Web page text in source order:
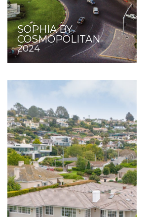
SOPHIA BY
COSMOPOLITAN
2024